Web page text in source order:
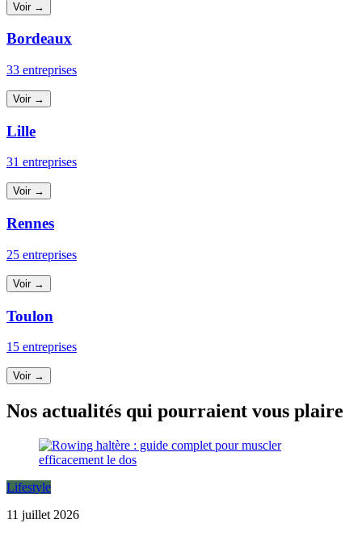
Voir →
Bordeaux
33 entreprises
Voir →
Lille
31 entreprises
Voir →
Rennes
25 entreprises
Voir →
Toulon
15 entreprises
Voir →
Nos actualités qui pourraient vous plaire
Lifestyle
11 juillet 2026